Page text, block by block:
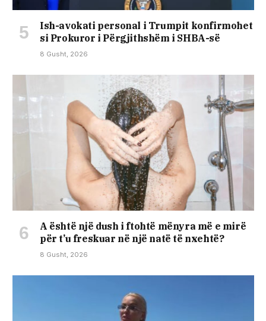
Ish-avokati personal i Trumpit konfirmohet
si Prokuror i Përgjithshëm i SHBA-së
8 Gusht, 2026
A është një dush i ftohtë mënyra më e mirë
për t’u freskuar në një natë të nxehtë?
8 Gusht, 2026